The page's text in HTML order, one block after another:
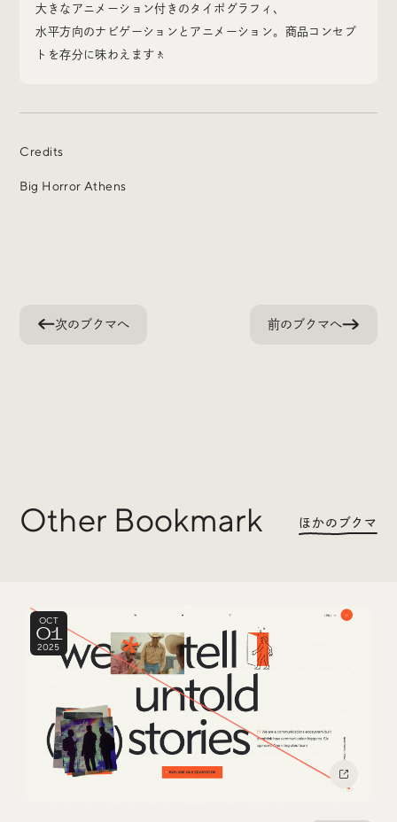
れを、ほぼ毎日1つずつ紹介しています。
iDID Podcast
「iDID RADIO」を隔週で公開中！
#Podcast #デザイン
#デジタルデザイン
#ブランディング #ご当地クリエイター
#シェアオフィス #グローバル
大きなアニメーション付きのタイポグラフィ、
水平方向のナビゲーションとアニメーション。商品コンセプ
トを存分に味わえます🚶
Credits
Big Horror Athens
次のブクマへ 前のブクマへ
Other Bookmark ほかのブクマ
OCT
01
2025